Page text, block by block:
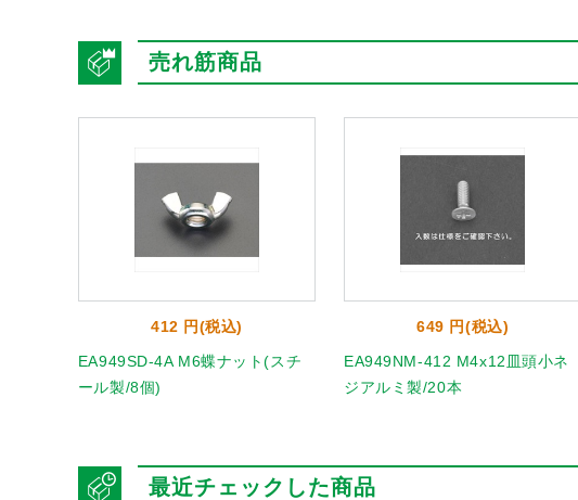
売れ筋商品
412 円(税込)
EA949SD-4A M6蝶ナット(スチ
ール製/8個)
649 円(税込)
EA949NM-412 M4x12皿頭小ネ
ジアルミ製/20本
最近チェックした商品